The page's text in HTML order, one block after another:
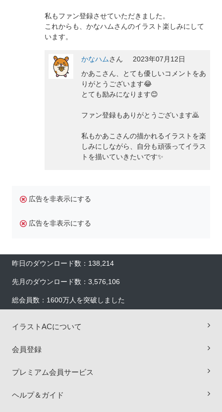
私もファン登録させていただきました。
これからも、かなハムさんのイラスト楽しみにして
います。
かなハムさん
2023年07月12日
かあこさん、とても優しいコメントをあ
りがとうございます😂
とても励みになります😊
ファン登録もありがとうございます🙇
私もかあこさんの描かれるイラストを楽
しみにしながら、自分も頑張ってイラス
トを描いていきたいです✨
広告を非表示にする
広告を非表示にする
昨日のダウンロード数：138,214
先月のダウンロード数：3,576,106
総会員数：1600万人を突破しました
イラストACについて
会員登録
プレミアム会員サービス
ヘルプ＆ガイド